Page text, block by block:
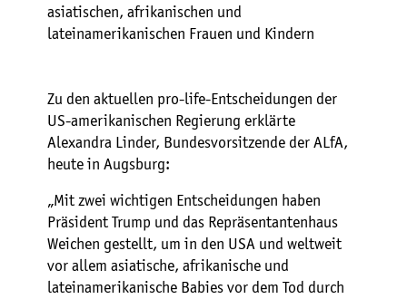
asiatischen, afrikanischen und
lateinamerikanischen Frauen und Kindern
Zu den aktuellen pro-life-Entscheidungen der
US-amerikanischen Regierung erklärte
Alexandra Linder, Bundesvorsitzende der ALfA,
heute in Augsburg:
„Mit zwei wichtigen Entscheidungen haben
Präsident Trump und das Repräsentantenhaus
Weichen gestellt, um in den USA und weltweit
vor allem asiatische, afrikanische und
lateinamerikanische Babies vor dem Tod durch